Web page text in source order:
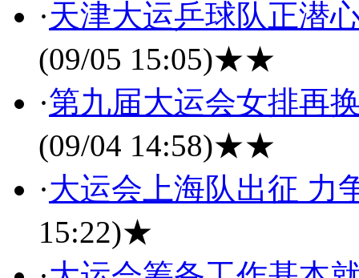
·天津大运乒球队正潜
(09/05 15:05)★★
·第九届大运会女排再
(09/04 14:58)★★
·大运会上海队出征 力
15:22)★